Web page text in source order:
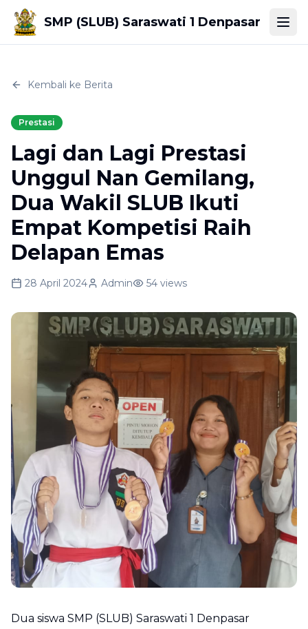
SMP (SLUB) Saraswati 1 Denpasar
Kembali ke Berita
Prestasi
Lagi dan Lagi Prestasi
Unggul Nan Gemilang,
Dua Wakil SLUB Ikuti
Empat Kompetisi Raih
Delapan Emas
28 April 2024 Admin 54 views
Dua siswa SMP (SLUB) Saraswati 1 Denpasar